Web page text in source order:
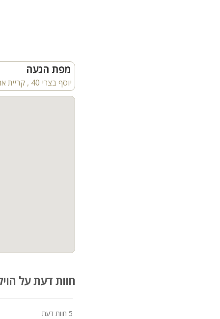
מפת הגעה
יוסף בצרי 40 , קריית אתא
חוות דעת על
5 חוות דעת